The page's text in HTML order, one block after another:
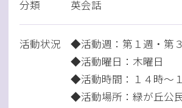
分類 英会話
活動状況
◆活動週：第１週・第
◆活動曜日：木曜日
◆活動時間：１４時～
◆活動場所：緑が丘公